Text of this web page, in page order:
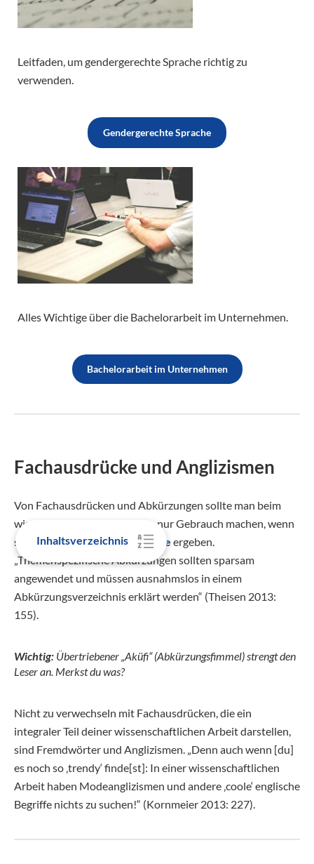
Inhaltsverzeichnis
Leitfaden, um gendergerechte Sprache richtig zu
verwenden.
Gendergerechte Sprache
Alles Wichtige über die Bachelorarbeit im Unternehmen.
Bachelorarbeit im Unternehmen
Fachausdrücke und Anglizismen
Von Fachausdrücken und Abkürzungen sollte man beim
wissenschaftlichen Schreiben nur Gebrauch machen, wenn
sie sich aus derForschungsfrage ergeben.
„Themenspezifische Abkürzungen sollten sparsam
angewendet und müssen ausnahmslos in einem
Abkürzungsverzeichnis erklärt werden“ (Theisen 2013:
155).
Wichtig: Übertriebener „Aküfi“ (Abkürzungsfimmel) strengt den
Leser an. Merkst du was?
Nicht zu verwechseln mit Fachausdrücken, die ein
integraler Teil deiner wissenschaftlichen Arbeit darstellen,
sind Fremdwörter und Anglizismen. „Denn auch wenn [du]
es noch so ‚trendy‘ finde[st]: In einer wissenschaftlichen
Arbeit haben Modeanglizismen und andere ‚coole‘ englische
Begriffe nichts zu suchen!“ (Kornmeier 2013: 227).